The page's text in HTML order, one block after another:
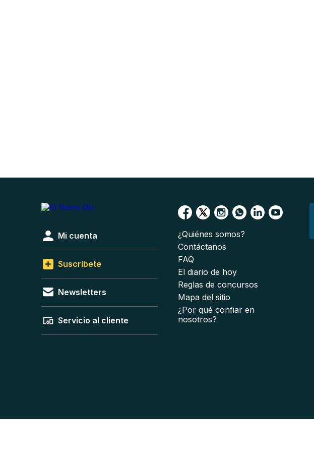
Mi cuenta
Suscríbete
Newsletters
Servicio al cliente
¿Quiénes somos?
Contáctanos
FAQ
El diario de hoy
Reglas de concursos
Mapa del sitio
¿Por qué confiar en
nosotros?